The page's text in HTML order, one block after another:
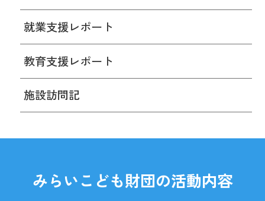
就業支援レポート
教育支援レポート
施設訪問記
みらいこども財団の活動内容